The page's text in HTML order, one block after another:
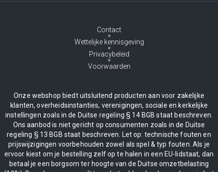
Contact
Wettelijke kennisgeving
Privacybeleid
Voorwaarden
Onze webshop biedt uitsluitend producten aan voor zakelijke
klanten, overheidsinstanties, verenigingen, sociale en kerkelijke
instellingen zoals in de Duitse regeling § 14 BGB staat beschreven.
Ons aanbod is niet gericht op consumenten zoals in de Duitse
regeling § 13 BGB staat beschreven. Let op: technische fouten en
prijswijzigingen voorbehouden zowel als spel & typ fouten. Als je
ervoor kiest om je bestelling zelf op te halen in een EU-lidstaat, dan
betaal je een borgsom ter hoogte van de Duitse omzetbelasting